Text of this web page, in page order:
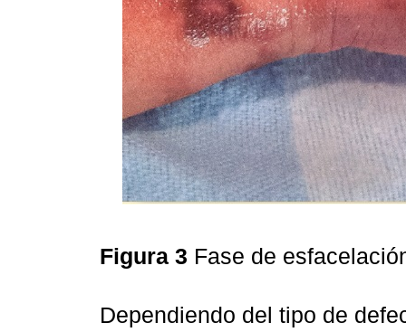
Figura 3 Fase de
Dependiendo del tipo de